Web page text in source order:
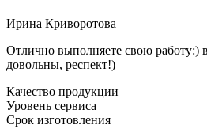
Ирина Криворотова
Отлично выполняете свою работу:)
довольны, респект!)
Качество продукции
Уровень сервиса
Срок изготовления